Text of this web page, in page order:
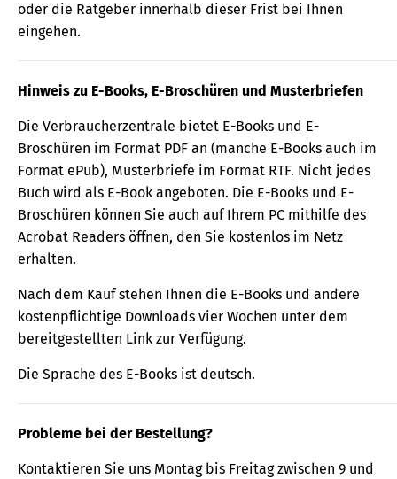
oder die Ratgeber innerhalb dieser Frist bei Ihnen
eingehen.
Hinweis zu E-Books, E-Broschüren und Musterbriefen
Die Verbraucherzentrale bietet E-Books und E-
Broschüren im Format PDF an (manche E-Books auch im
Format ePub), Musterbriefe im Format RTF. Nicht jedes
Buch wird als E-Book angeboten. Die E-Books und E-
Broschüren können Sie auch auf Ihrem PC mithilfe des
Acrobat Readers öffnen, den Sie kostenlos im Netz
erhalten.
Nach dem Kauf stehen Ihnen die E-Books und andere
kostenpflichtige Downloads vier Wochen unter dem
bereitgestellten Link zur Verfügung.
Die Sprache des E-Books ist deutsch.
Probleme bei der Bestellung?
Kontaktieren Sie uns Montag bis Freitag zwischen 9 und